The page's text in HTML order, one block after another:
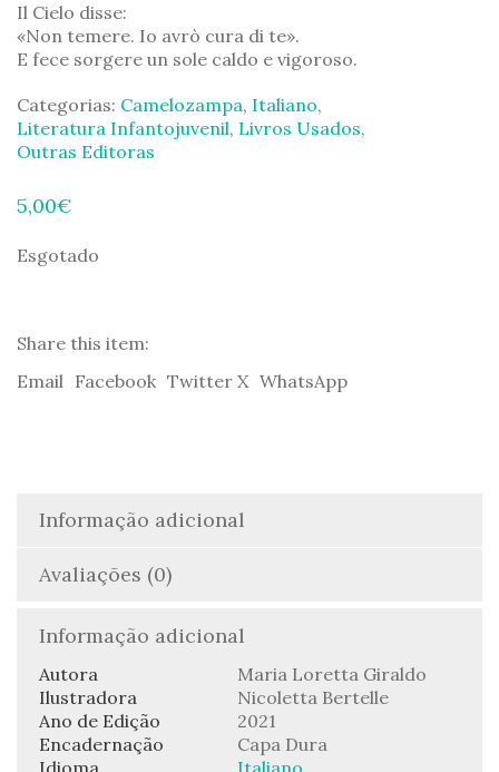
Il Cielo disse:
«Non temere. Io avrò cura di te».
E fece sorgere un sole caldo e vigoroso.
Categorias: Camelozampa, Italiano,
Literatura Infantojuvenil, Livros Usados,
Outras Editoras
5,00€
Esgotado
Share this item:
Email Facebook Twitter X WhatsApp
Informação adicional
Avaliações (0)
Informação adicional
Autora
Maria Loretta Giraldo
Ilustradora
Nicoletta Bertelle
Ano de Edição
2021
Encadernação
Capa Dura
Idioma
Italiano